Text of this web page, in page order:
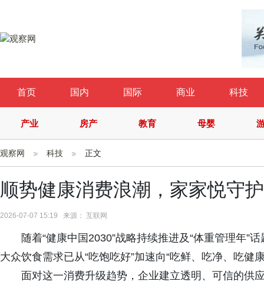
首页 国内 国际 商业 科技
产业 房产 教育 母婴
观察网 科技 正文
顺势健康消费浪潮，家家悦守
2026-07-07 15:19 来源： 互联网
随着“健康中国2030”战略持续推进及“体重管理年”
大众饮食需求已从“吃饱吃好”加速向“吃鲜、吃净、吃健
面对这一消费升级趋势，企业建立透明、可信的供